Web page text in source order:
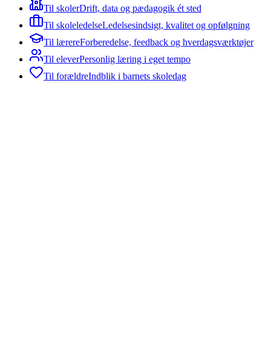
Til skolerDrift, data og pædagogik ét sted
Til skoleledelseLedelsesindsigt, kvalitet og opfølgning
Til lærereForberedelse, feedback og hverdagsværktøjer
Til eleverPersonlig læring i eget tempo
Til forældreIndblik i barnets skoledag